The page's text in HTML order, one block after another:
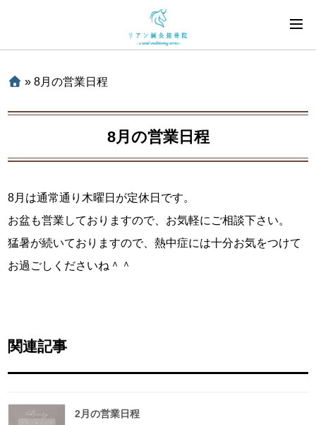
»8月の営業日程
8月の営業日程
8月は通常通り木曜日が定休日です。
お盆も営業しておりますので、お気軽にご相談下さい。
猛暑が続いておりますので、熱中症には十分お気をつけて
お過ごしくださいね＾＾
関連記事
2月の営業日程